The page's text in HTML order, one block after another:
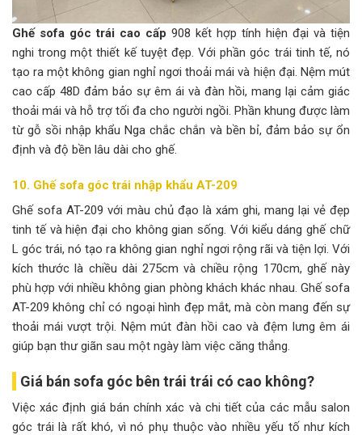
Ghế sofa góc trái cao cấp 908 kết hợp tính hiện đại và tiện
nghi trong một thiết kế tuyệt đẹp. Với phần góc trái tinh tế, nó
tạo ra một không gian nghỉ ngơi thoải mái và hiện đại. Nệm mút
cao cấp 48D đảm bảo sự êm ái và đàn hồi, mang lại cảm giác
thoải mái và hỗ trợ tối đa cho người ngồi. Phần khung được làm
từ gỗ sồi nhập khẩu Nga chắc chắn và bền bỉ, đảm bảo sự ổn
định và độ bền lâu dài cho ghế.
10. Ghế sofa góc trái nhập khẩu AT-209
Ghế sofa AT-209 với màu chủ đạo là xám ghi, mang lại vẻ đẹp
tinh tế và hiện đại cho không gian sống. Với kiểu dáng ghế chữ
L góc trái, nó tạo ra không gian nghỉ ngơi rộng rãi và tiện lợi. Với
kích thước là chiều dài 275cm và chiều rộng 170cm, ghế này
phù hợp với nhiều không gian phòng khách khác nhau. Ghế sofa
AT-209 không chỉ có ngoại hình đẹp mắt, mà còn mang đến sự
thoải mái vượt trội. Nệm mút đàn hồi cao và đệm lưng êm ái
giúp bạn thư giãn sau một ngày làm việc căng thẳng.
Giá bán sofa góc bên trái trái có cao không?
Việc xác định giá bán chính xác và chi tiết của các mẫu salon
góc trái là rất khó, vì nó phụ thuộc vào nhiều yếu tố như kích